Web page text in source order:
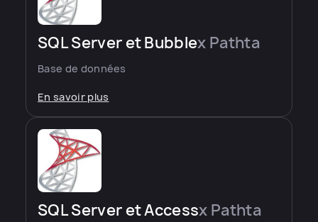
SQL Server et Bubblex Pathta
Base de données
En savoir plus
SQL Server et Accessx Pathta